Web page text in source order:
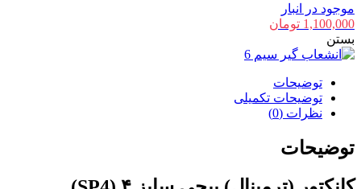
موجود در انبار
1,100,000 تومان
بستن
توضیحات
توضیحات تکمیلی
نظرات (0)
توضیحات